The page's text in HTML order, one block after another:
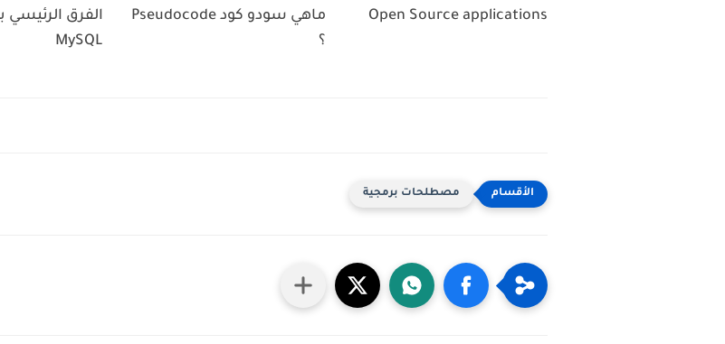
Open Source applications
ماهي سودو كود Pseudocode
؟
MySQL
مصطلحات برمجية